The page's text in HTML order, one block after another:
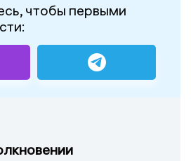
чтобы первыми